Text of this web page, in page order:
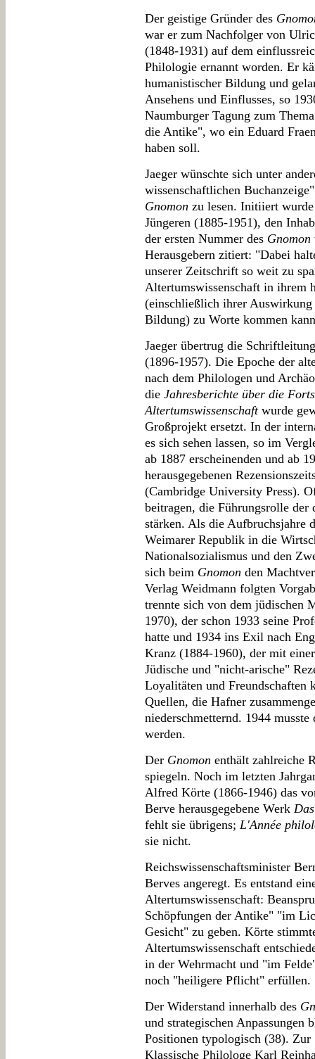
Der geistige Gründer des
war er zum Nachfolger von
(1848-1931) auf dem
Philologie ernannt worden. Er
humanistischer Bildung und
Ansehens und Einflusses, so
Naumburger Tagung zum
die Antike", wo ein Eduard
haben soll.
Jaeger wünschte sich unter
wissenschaftlichen
Gnomon zu lesen. Initiiert
Jüngeren (1885-1951), den
der ersten Nummer des Gnomon
Herausgebern zitiert: "Dabei
unserer Zeitschrift so weit zu
Altertumswissenschaft in ihrem
(einschließlich ihrer
Bildung) zu Worte kommen
Jaeger übertrug die
(1896-1957). Die Epoche der
nach dem Philologen und
die Jahresberichte über die
Altertumswissenschaftwurde
Großprojekt ersetzt. In der
es sich sehen lassen, so im
ab 1887 erscheinenden und ab
herausgegebenen
(Cambridge University Press).
beitragen, die Führungsrolle der
stärken. Als die Aufbruchsjahre
Weimarer Republik in die
Nationalsozialismus und den
sich beim Gnomon den
Verlag Weidmann folgten
trennte sich von dem jüdischen
1970), der schon 1933 seine
hatte und 1934 ins Exil nach
Kranz (1884-1960), der mit
Jüdische und "nicht-arische"
Loyalitäten und Freundschaften
Quellen, die Hafner
niederschmetternd. 1944
werden.
Der Gnomon enthält zahlreiche
spiegeln. Noch im letzten
Alfred Körte (1866-1946) das
Berve herausgegebene Werk
fehlt sie übrigens; L'Année
sie nicht.
Reichswissenschaftsminister
Berves angeregt. Es entstand
Altertumswissenschaft:
Schöpfungen der Antike" "im
Gesicht" zu geben. Körte
Altertumswissenschaft
in der Wehrmacht und "im
noch "heiligere Pflicht" erfüllen.
Der Widerstand innerhalb des
und strategischen Anpassungen
Positionen typologisch (38). Zur
Klassische Philologe Karl